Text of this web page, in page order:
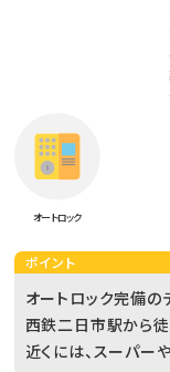
オートロック
ポイント
オートロック完備の
西鉄二日市駅から徒
近くには、スーパー